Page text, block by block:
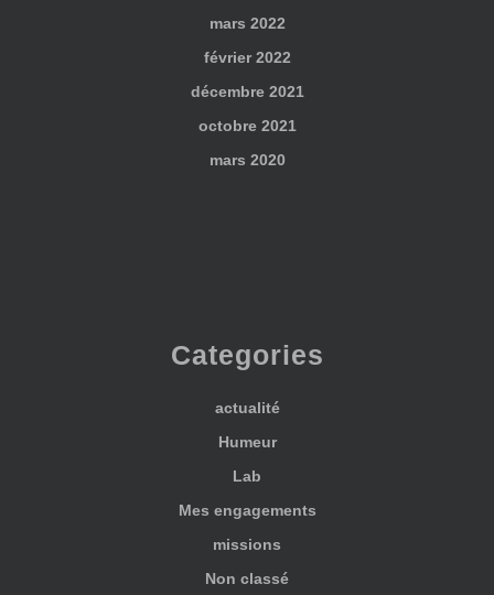
mars 2022
février 2022
décembre 2021
octobre 2021
mars 2020
Categories
actualité
Humeur
Lab
Mes engagements
missions
Non classé